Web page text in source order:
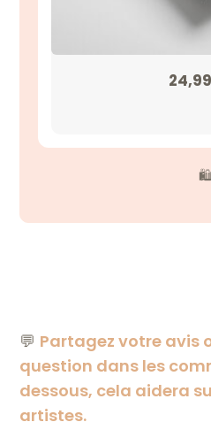
24,99
🛍️
💬 Partagez votre avis
question dans les
dessous, cela aidera
artistes.